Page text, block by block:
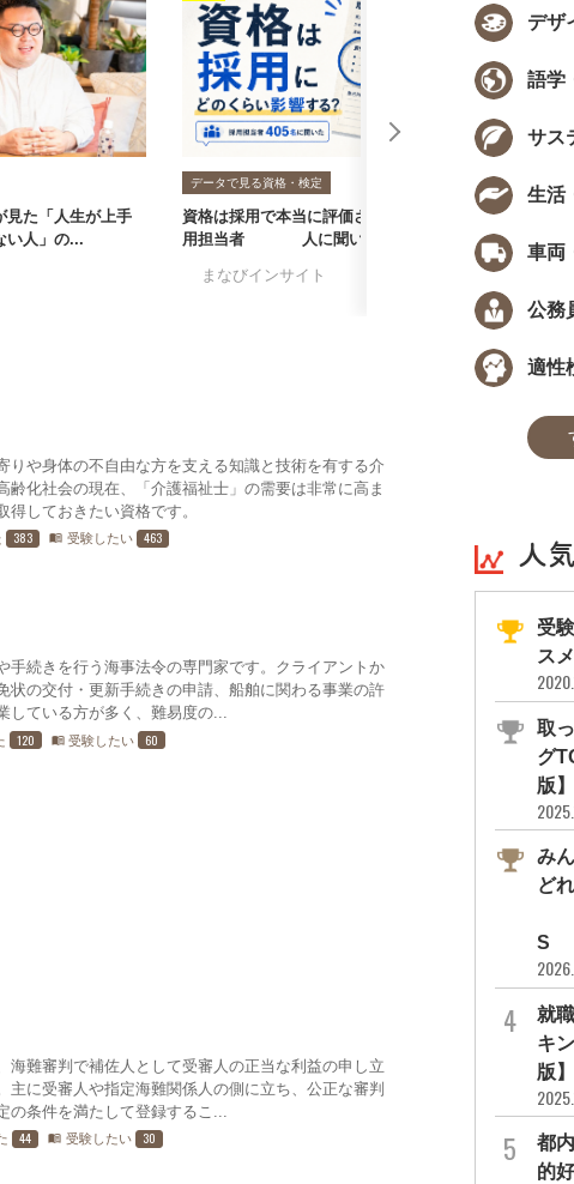
見た「人生が上手
い人」の...
データで見る資格・検定
資格は採用で本当に評価される？採
用担当者405人に聞いた...
#まなびインサイト
#採用担当者に聞いた
データで見る
転職で資格
者405人に
#まなびイン
りや身体の不自由な方を支える知識と技術を有する介
化社会の現在、「介護福祉士」の需要は非常に高ま
しておきたい資格です。
383 menu_book 受験したい 463
手続きを行う海事法令の専門家です。クライアントか
状の交付・更新手続きの申請、船舶に関わる事業の許
している方が多く、難易度の...
120 menu_book 受験したい 60
海難審判で補佐人として受審人の正当な利益の申し立
主に受審人や指定海難関係人の側に立ち、公正な審判
条件を満たして登録するこ...
44 menu_book 受験したい 30
デザ
語学
サス
生活
車両
公務
適性
人
受
ス
取
グ
版
み
ど
10
S
就
キ
版
都
的